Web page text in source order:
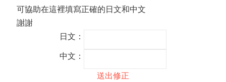
可協助在這裡填寫正確的日文和中文
謝謝
日文：
中文：
送出修正